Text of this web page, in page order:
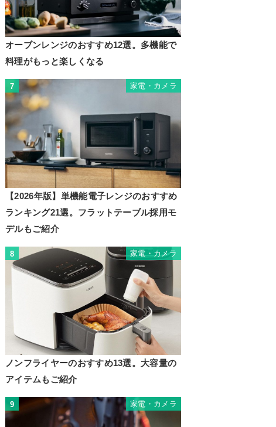
オーブンレンジのおすすめ12選。多機能で
料理がもっと楽しくなる
7 家電・カメラ
【2026年版】単機能電子レンジのおすすめ
ランキング21選。フラットテーブル採用モ
デルもご紹介
8 家電・カメラ
ノンフライヤーのおすすめ13選。大容量の
アイテムもご紹介
9 家電・カメラ